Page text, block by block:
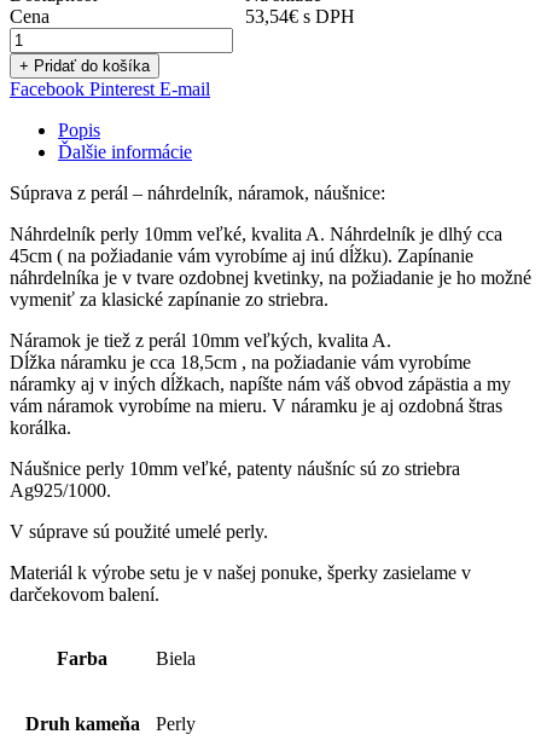
Cena
53,54€ s DPH
+ Pridať do košíka
Facebook Pinterest E-mail
Popis
Ďalšie informácie
Súprava z perál – náhrdelník, náramok, náušnice:
Náhrdelník perly 10mm veľké, kvalita A. Náhrdelník je dlhý cca
45cm ( na požiadanie vám vyrobíme aj inú dĺžku). Zapínanie
náhrdelníka je v tvare ozdobnej kvetinky, na požiadanie je ho možné
vymeniť za klasické zapínanie zo striebra.
Náramok je tiež z perál 10mm veľkých, kvalita A.
Dĺžka náramku je cca 18,5cm , na požiadanie vám vyrobíme
náramky aj v iných dĺžkach, napíšte nám váš obvod zápästia a my
vám náramok vyrobíme na mieru. V náramku je aj ozdobná štras
korálka.
Náušnice perly 10mm veľké, patenty náušníc sú zo striebra
Ag925/1000.
V súprave sú použité umelé perly.
Materiál k výrobe setu je v našej ponuke, šperky zasielame v
darčekovom balení.
Farba Biela
Druh kameňa Perly